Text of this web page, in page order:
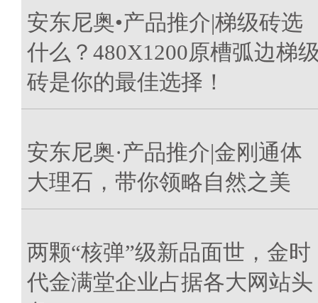
安东尼奥•产品推介|梯级砖选
什么？480X1200原槽弧边梯
砖是你的最佳选择！
安东尼奥·产品推介|金刚通体
大理石，带你领略自然之美
两颗“核弹”级新品面世，金时
代金满堂企业占据各大网站头